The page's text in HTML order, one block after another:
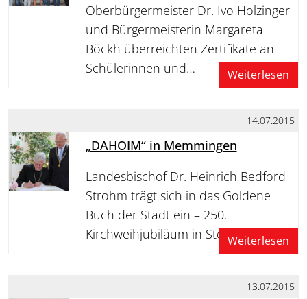
Oberbürgermeister Dr. Ivo Holzinger
und Bürgermeisterin Margareta
Böckh überreichten Zertifikate an
Schülerinnen und…
Weiterlesen
14.07.2015
„DAHOIM“ in Memmingen
Landesbischof Dr. Heinrich Bedford-
Strohm trägt sich in das Goldene
Buch der Stadt ein – 250.
Kirchweihjubiläum in SteinheimWeiterlesen
13.07.2015